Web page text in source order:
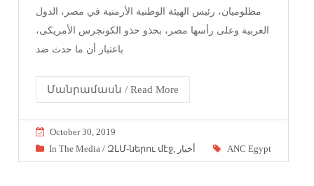
مظلوميان، رئيس الهيئة الوطنية الأرمنية في مصر، الدول
العربية وعلى رأسها مصر، بحذو حذو الكونجرس الأمريكى،
باعتبار أن ما حدث ضد
Մանրամասն / Read More
October 30, 2019
In The Media / ԶԼՄ-ներու մէջ
أخبار ANC Egypt